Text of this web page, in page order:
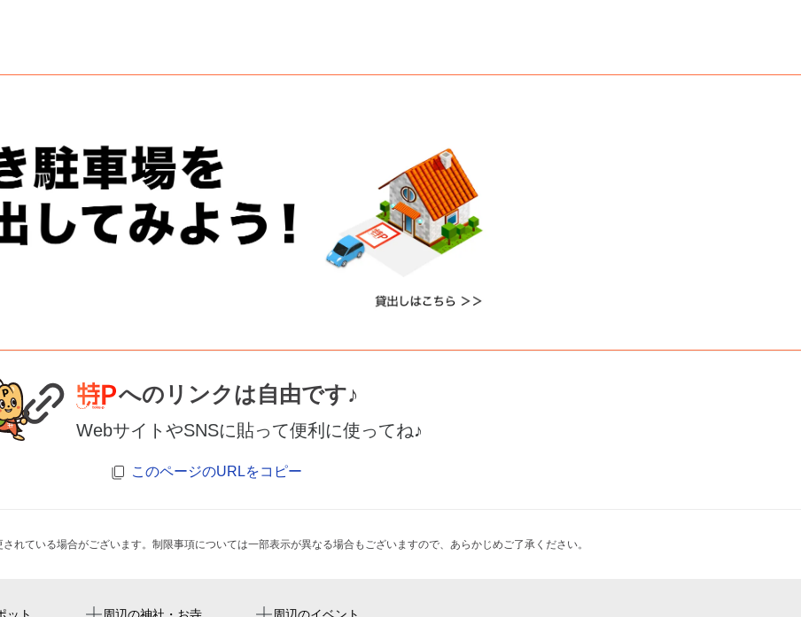
へのリンクは自由です♪
WebサイトやSNSに貼って便利に使ってね♪
このページのURLをコピー
れている場合がございます。制限事項については一部表示が異なる場合もございますので、あらかじめご了承ください。
ット 周辺の神社・お寺 周辺のイベント